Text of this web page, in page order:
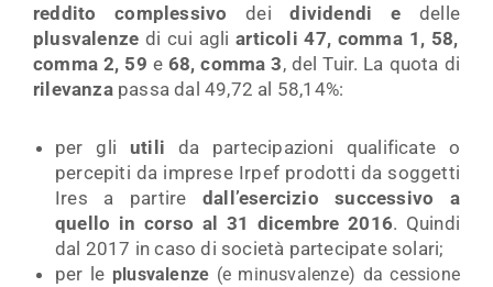
reddito complessivo deidividendi e delle
plusvalenze di cui agli articoli 47, comma 1, 58,
comma 2, 59 e 68, comma 3, del Tuir. La quota di
rilevanzapassa dal 49,72 al 58,14%:
per gli utili da partecipazioni qualificate o
percepiti da imprese Irpef prodotti da soggetti
Ires a partire dall’esercizio successivo a
quello in corso al 31 dicembre 2016. Quindi
dal 2017 in caso di società partecipate solari;
per le plusvalenze (e minusvalenze) da cessione